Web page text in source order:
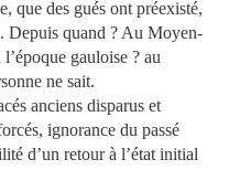
que des gués ont préexisté,
Depuis quand ? Au Moyen-
gauloise ? au
ne sait.
anciens disparus et
ignorance du passé
d’un retour à l’état initial